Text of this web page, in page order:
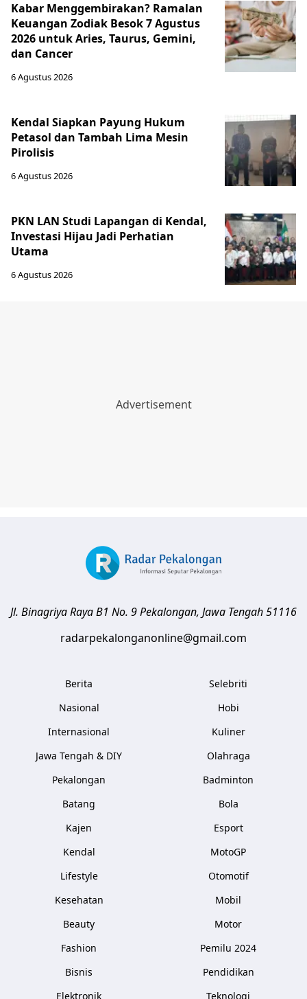
Kabar Menggembirakan? Ramalan
Keuangan Zodiak Besok 7 Agustus
2026 untuk Aries, Taurus, Gemini,
dan Cancer
6 Agustus 2026
Kendal Siapkan Payung Hukum
Petasol dan Tambah Lima Mesin
Pirolisis
6 Agustus 2026
PKN LAN Studi Lapangan di Kendal,
Investasi Hijau Jadi Perhatian
Utama
6 Agustus 2026
Jl. Binagriya Raya B1 No. 9Pekalongan, Jawa Tengah51116
radarpekalonganonline@gmail.com
Berita
Nasional
Internasional
Jawa Tengah & DIY
Pekalongan
Batang
Kajen
Kendal
Lifestyle
Kesehatan
Beauty
Fashion
Bisnis
Elektronik
Selebriti
Hobi
Kuliner
Olahraga
Badminton
Bola
Esport
MotoGP
Otomotif
Mobil
Motor
Pemilu 2024
Pendidikan
Teknologi